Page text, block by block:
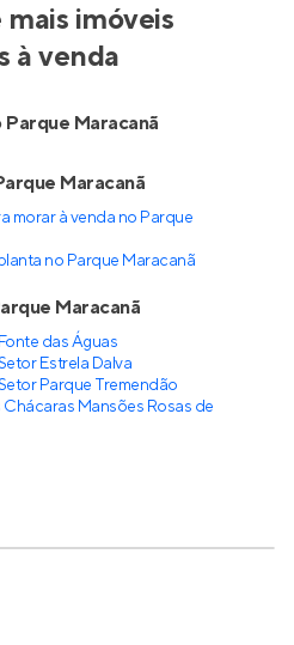
imóveis
à venda
Maracanã
Maracanã
morar à venda no Parque
no Parque Maracanã
Maracanã
das Águas
Estrela Dalva
Parque Tremendão
Mansões Rosas de